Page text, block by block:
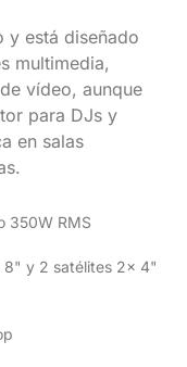
y está diseñado
multimedia,
vídeo, aunque
para DJs y
en salas
350W RMS
8" y 2 satélites 2x 4"